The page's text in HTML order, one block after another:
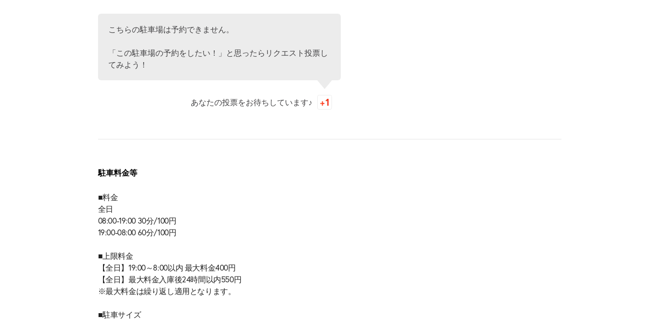
こちらの駐車場は予約できません。
「この駐車場の予約をしたい！」と思ったらリクエスト投票し
てみよう！
あなたの投票をお待ちしています♪
駐車料金等
■料金
全日
08:00-19:00 30分/100円
19:00-08:00 60分/100円
■上限料金
【全日】19:00～8:00以内 最大料金400円
【全日】最大料金入庫後24時間以内550円
※最大料金は繰り返し適用となります。
■駐車サイズ